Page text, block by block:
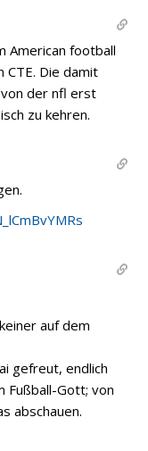
American football
CTE. Die damit
der nfl erst
zu kehren.
auf dem
gefreut, endlich
Fußball-Gott; von
abschauen.